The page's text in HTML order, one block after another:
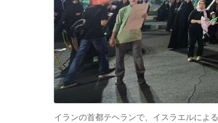
イランの首都テヘランで、イスラエルによ